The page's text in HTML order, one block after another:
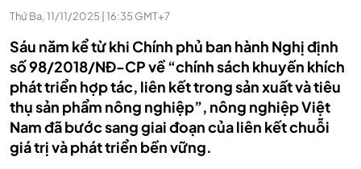
Thứ Ba, 11/11/2025 | 16:35 GMT+7
Sáu năm kể từ khi Chính phủ ban hành Nghị định
số 98/2018/NĐ-CP về “chính sách khuyến khích
phát triển hợp tác, liên kết trong sản xuất và tiêu
thụ sản phẩm nông nghiệp”, nông nghiệp Việt
Nam đã bước sang giai đoạn của liên kết chuỗi
giá trị và phát triển bền vững.